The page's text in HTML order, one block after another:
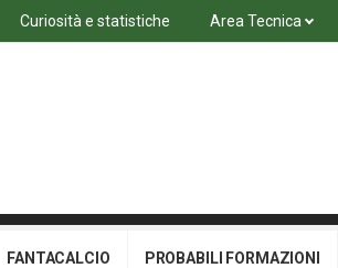
Curiosità e statistiche Area Tecnica
FANTACALCIO PROBABILI FORMAZIONI